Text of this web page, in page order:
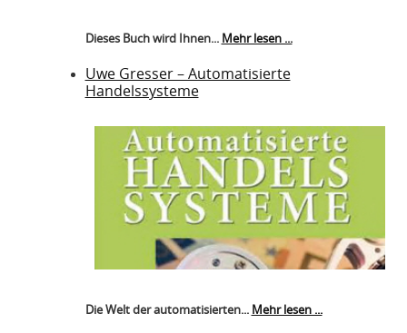
Dieses Buch wird Ihnen... Mehr lesen ...
Uwe Gresser – Automatisierte
Handelssysteme
Die Welt der automatisierten... Mehr lesen ...